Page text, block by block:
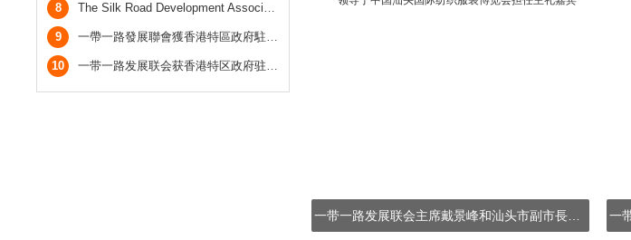
一带一路发展联会主席戴景峰和汕头市副市長彭聪恩等领导于中国汕头国际纺织服装博览会担任主礼嘉宾
8 The Silk Road Development Association was invited by the Office of the Government of the Hong Kong Special Administrative Region in Guangdong to attend the Reception Celebrating the Return of Hong Kong.
9 一帶一路發展聯會獲香港特區政府駐粵辦邀請參加慶回歸酒會
10 一带一路发展联会获香港特区政府驻粤办邀请参加庆回归酒会